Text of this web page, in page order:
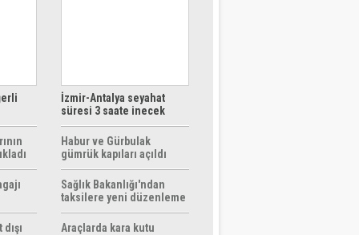
İzmir-Antalya seyahat
süresi 3 saate inecek
Habur ve Gürbulak
gümrük kapıları açıldı
Sağlık Bakanlığı'ndan
taksilere yeni düzenleme
Araçlarda kara kutu